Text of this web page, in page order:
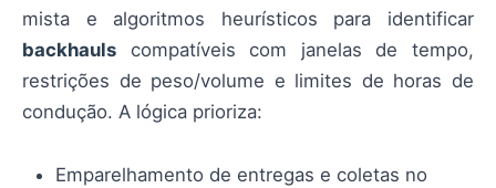
mista e algoritmos heurísticos para identificar
backhauls compatíveis com janelas de tempo,
restrições de peso/volume e limites de horas de
condução. A lógica prioriza:
Emparelhamento de entregas e coletas no